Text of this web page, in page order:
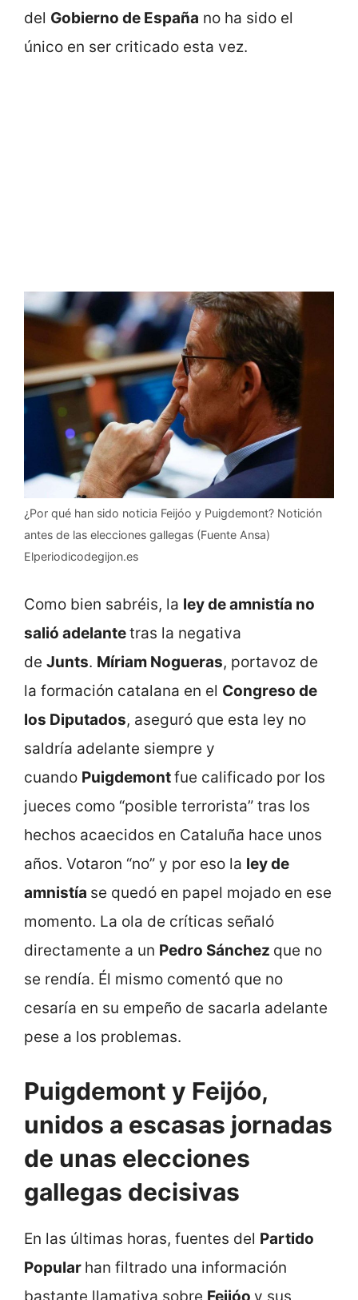
del Gobierno de España no ha sido el
único en ser criticado esta vez.
¿Por qué han sido noticia Feijóo y Puigdemont? Notición
antes de las elecciones gallegas (Fuente Ansa)
Elperiodicodegijon.es
Como bien sabréis, la ley de amnistía no
salió adelantetras la negativa
de Junts. Míriam Nogueras, portavoz de
la formación catalana en el Congreso de
los Diputados, aseguró que esta ley no
saldría adelante siempre y
cuando Puigdemontfue calificado por los
jueces como “posible terrorista” tras los
hechos acaecidos en Cataluña hace unos
años. Votaron “no” y por eso la ley de
amnistía se quedó en papel mojado en ese
momento. La ola de críticas señaló
directamente a un Pedro Sánchez que no
se rendía. Él mismo comentó que no
cesaría en su empeño de sacarla adelante
pese a los problemas.
Puigdemont y Feijóo,
unidos a escasas jornadas
de unas elecciones
gallegas decisivas
En las últimas horas, fuentes del Partido
Popular han filtrado una información